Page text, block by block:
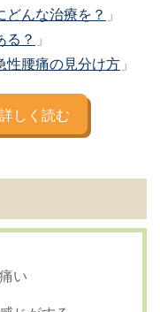
どんな治療を？ 」
る？ 」
性腰痛の見分け方 」
しく読む
い